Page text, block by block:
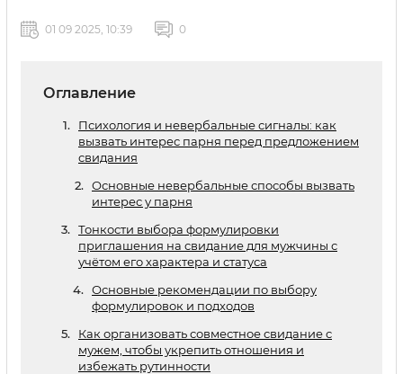
01 09 2025, 10:39 0
Оглавление
Психология и невербальные сигналы: как
вызвать интерес парня перед предложением
свидания
Основные невербальные способы вызвать
интерес у парня
Тонкости выбора формулировки
приглашения на свидание для мужчины с
учётом его характера и статуса
Основные рекомендации по выбору
формулировок и подходов
Как организовать совместное свидание с
мужем, чтобы укрепить отношения и
избежать рутинности